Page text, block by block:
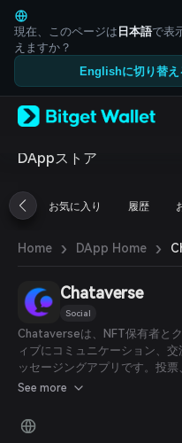
English
日本語
Tiếng Việt
Русский
Español (Latinoamérica)
Italiano
Deutsch
繁體中文
Português (Portugal)
ภาษาไทย
العربية
Português (Brasil)
Español (Argentina)
現在、このページは日本語で表
えますか？
Englishに切り替え
DAppストア
お気に入り 履歴
Home › DApp Home ›
Chataverse
Social
Chataverseは、NFT保有者と
ィブにコミュニケーション、
ッセージングアプリです。投
NFTコミュニティ管理ツールを
See more